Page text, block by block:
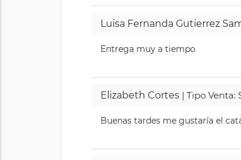
Luisa Fernanda Gutierrez
Entrega muy a tiempo
Elizabeth Cortes | Tipo Venta:
Buenas tardes me gustaría el